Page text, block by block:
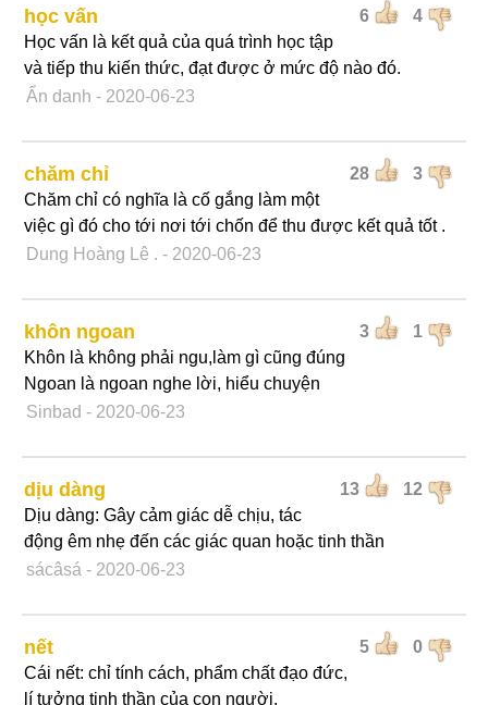
6 4
học vấn
Học vấn là kết quả của quá trình học tập
và tiếp thu kiến thức, đạt được ở mức độ nào đó.
Ẩn danh - 2020-06-23
28 3
chăm chỉ
Chăm chỉ có nghĩa là cố gắng làm một
việc gì đó cho tới nơi tới chốn để thu được kết quả tốt .
Dung Hoàng Lê . - 2020-06-23
3 1
khôn ngoan
Khôn là không phải ngu,làm gì cũng đúng
Ngoan là ngoan nghe lời, hiểu chuyện
Sinbad - 2020-06-23
13 12
dịu dàng
Dịu dàng: Gây cảm giác dễ chịu, tác
động êm nhẹ đến các giác quan hoặc tinh thần
sácâsá - 2020-06-23
5 0
nết
Cái nết: chỉ tính cách, phẩm chất đạo đức,
lí tưởng tinh thần của con người.